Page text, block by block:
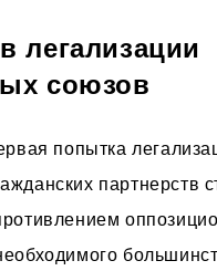
легализации
союзов
попытка
партнерств